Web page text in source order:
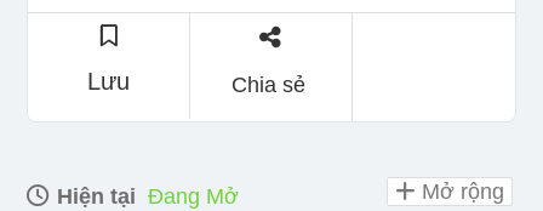
Lưu Chia sẻ
Hiện tại Đang Mở Mở rộng